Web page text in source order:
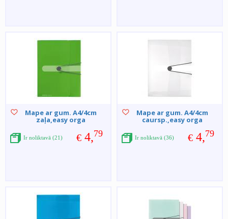
Mape ar gum. A4/4cm
zaļa,easy orga
€ 4,79
Ir noliktavā (21)
Mape ar gum. A4/4cm
caursp.,easy orga
€ 4,79
Ir noliktavā (36)